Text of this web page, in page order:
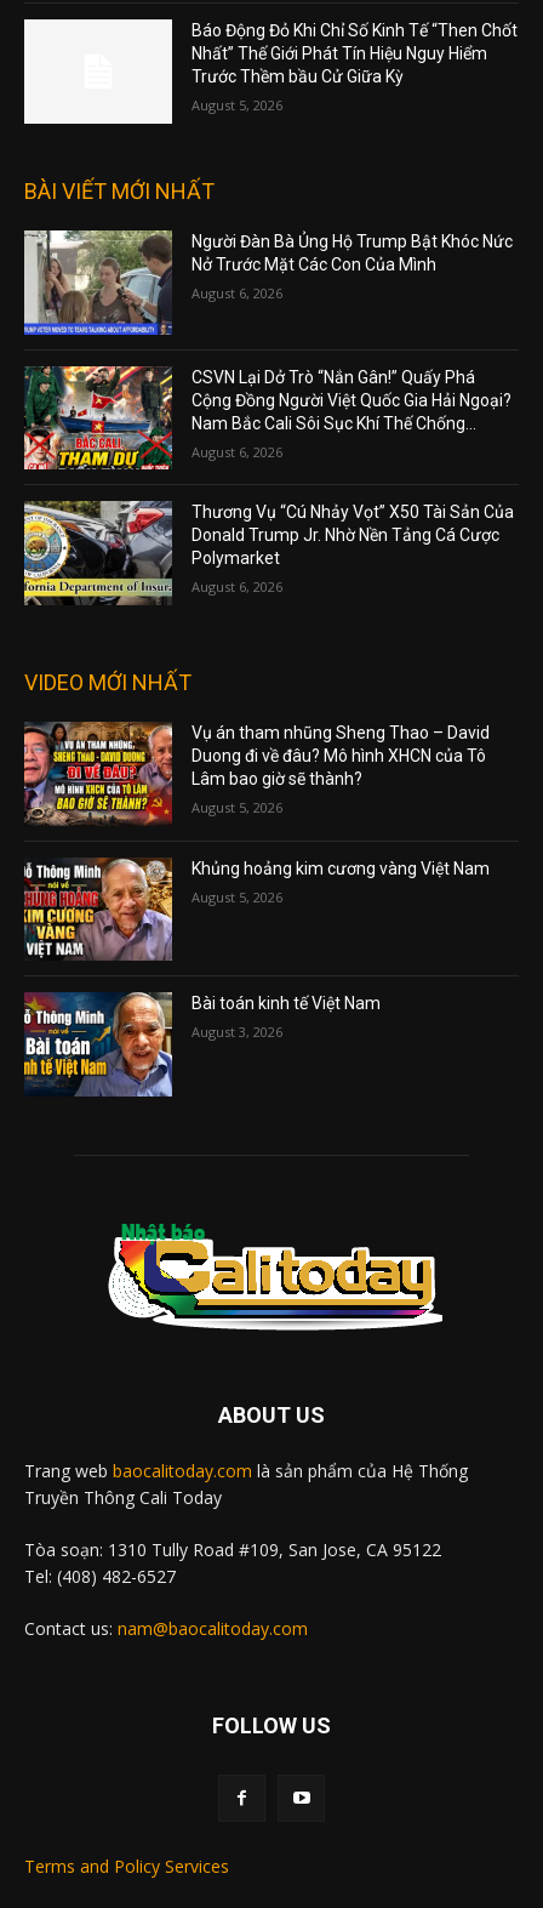
Báo Động Đỏ Khi Chỉ Số Kinh Tế “Then Chốt
Nhất” Thế Giới Phát Tín Hiệu Nguy Hiểm
Trước Thềm bầu Cử Giữa Kỳ
August 5, 2026
BÀI VIẾT MỚI NHẤT
Người Đàn Bà Ủng Hộ Trump Bật Khóc Nức
Nở Trước Mặt Các Con Của Mình
August 6, 2026
CSVN Lại Dở Trò “Nắn Gân!” Quấy Phá
Cộng Đồng Người Việt Quốc Gia Hải Ngoại?
Nam Bắc Cali Sôi Sục Khí Thế Chống...
August 6, 2026
Thương Vụ “Cú Nhảy Vọt” X50 Tài Sản Của
Donald Trump Jr. Nhờ Nền Tảng Cá Cược
Polymarket
August 6, 2026
VIDEO MỚI NHẤT
Vụ án tham nhũng Sheng Thao – David
Duong đi về đâu? Mô hình XHCN của Tô
Lâm bao giờ sẽ thành?
August 5, 2026
Khủng hoảng kim cương vàng Việt Nam
August 5, 2026
Bài toán kinh tế Việt Nam
August 3, 2026
ABOUT US
Trang web baocalitoday.com là sản phẩm của Hệ Thống
Truyền Thông Cali Today
Tòa soạn: 1310 Tully Road #109, San Jose, CA 95122
Tel: (408) 482-6527
Contact us: nam@baocalitoday.com
FOLLOW US
Terms and Policy Services